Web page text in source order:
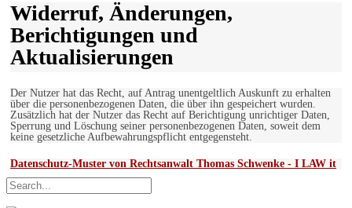
Widerruf, Änderungen,
Berichtigungen und
Aktualisierungen
Der Nutzer hat das Recht, auf Antrag unentgeltlich Auskunft zu erhalten
über die personenbezogenen Daten, die über ihn gespeichert wurden.
Zusätzlich hat der Nutzer das Recht auf Berichtigung unrichtiger Daten,
Sperrung und Löschung seiner personenbezogenen Daten, soweit dem
keine gesetzliche Aufbewahrungspflicht entgegensteht.
Datenschutz-Muster von Rechtsanwalt Thomas Schwenke - I LAW it